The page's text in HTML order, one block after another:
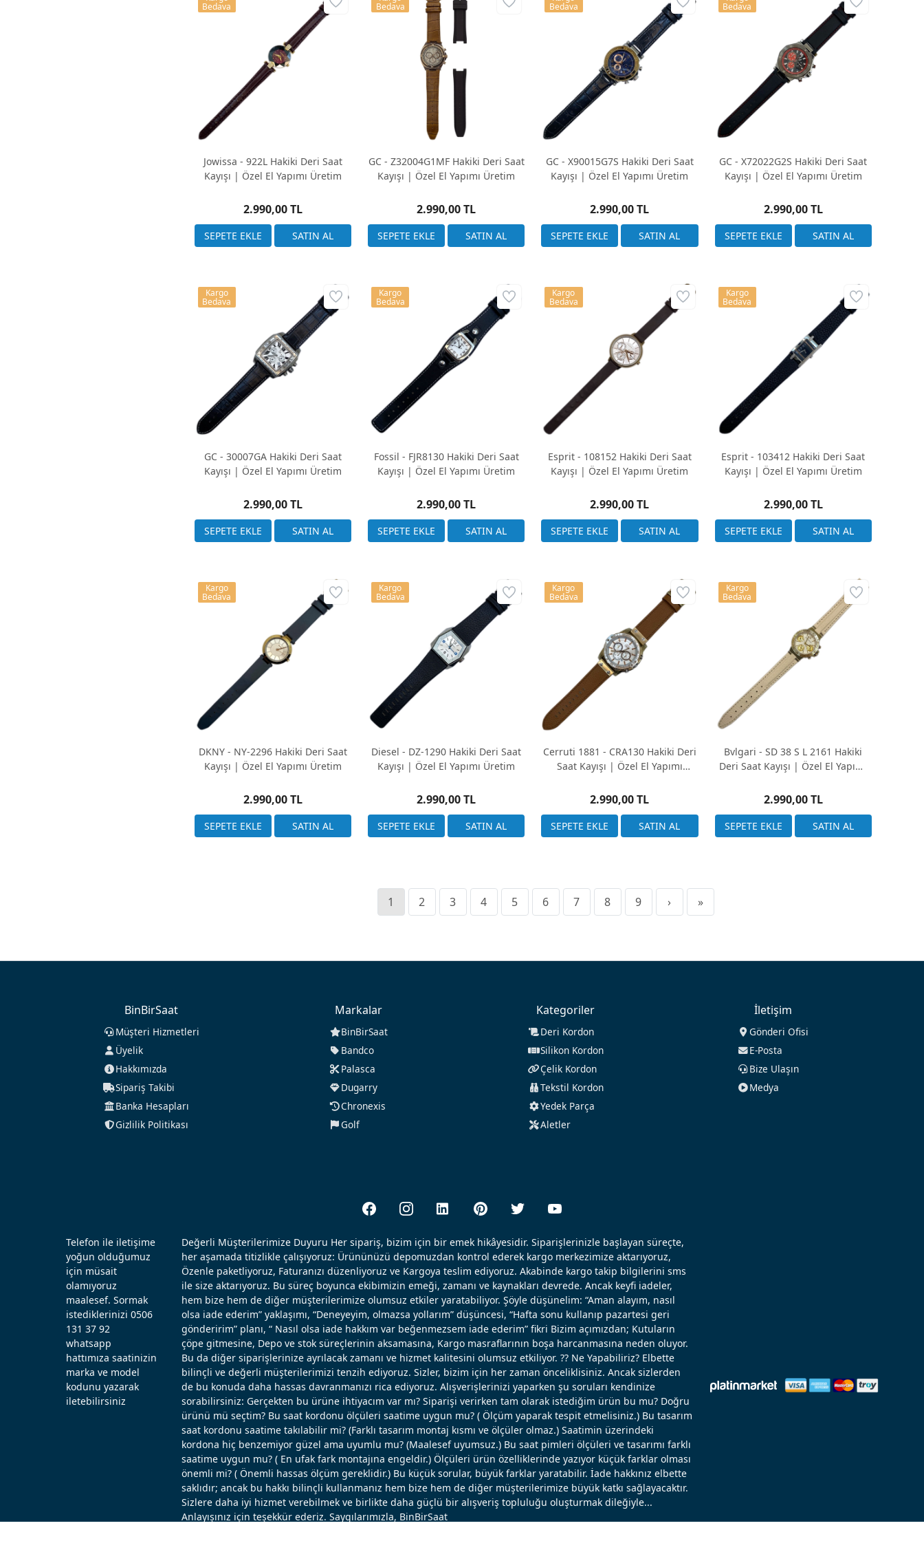
Jowissa - 922L Hakiki Deri Saat
Kayışı | Özel El Yapımı Üretim
2.990,00 TL
Bedava
GC - Z32004G1MF Hakiki Deri Saat
Kayışı | Özel El Yapımı Üretim
2.990,00 TL
Bedava
GC - X90015G7S Hakiki Deri Saat
Kayışı | Özel El Yapımı Üretim
2.990,00 TL
Bedava
GC - X72022G2S Hakiki Deri Saat
Kayışı | Özel El Yapımı Üretim
2.990,00 TL
Bedava
GC - 30007GA Hakiki Deri Saat
Kayışı | Özel El Yapımı Üretim
2.990,00 TL
Kargo
Bedava
Fossil - FJR8130 Hakiki Deri Saat
Kayışı | Özel El Yapımı Üretim
2.990,00 TL
Kargo
Bedava
Esprit - 108152 Hakiki Deri Saat
Kayışı | Özel El Yapımı Üretim
2.990,00 TL
Kargo
Bedava
Esprit - 103412 Hakiki Deri Saat
Kayışı | Özel El Yapımı Üretim
2.990,00 TL
Kargo
Bedava
DKNY - NY-2296 Hakiki Deri Saat
Kayışı | Özel El Yapımı Üretim
2.990,00 TL
Kargo
Bedava
Diesel - DZ-1290 Hakiki Deri Saat
Kayışı | Özel El Yapımı Üretim
2.990,00 TL
Kargo
Bedava
Cerruti 1881 - CRA130 Hakiki Deri
Saat Kayışı | Özel El Yapımı
2.990,00 TL
Kargo
Bedava
Bvlgari - SD 38 S L 2161 Hakiki
Deri Saat Kayışı | Özel El Yapımı
2.990,00 TL
Kargo
Bedava
1 2 3 4 5 6 7 8 9 › »
BinBirSaat
Müşteri Hizmetleri
Üyelik
Hakkımızda
Sipariş Takibi
Banka Hesapları
Gizlilik Politikası
Markalar
BinBirSaat
Bandco
Palasca
Dugarry
Chronexis
Golf
Kategoriler
Deri Kordon
Silikon Kordon
Çelik Kordon
Tekstil Kordon
Yedek Parça
Aletler
İletişim
Gönderi Ofisi
E-Posta
Bize Ulaşın
Medya
Telefon ile iletişime
yoğun olduğumuz
için müsait
olamıyoruz
maalesef. Sormak
istediklerinizi 0506
131 37 92
whatsapp
hattımıza saatinizin
marka ve model
kodunu yazarak
iletebilirsiniz
Değerli Müşterilerimize Duyuru Her sipariş, bizim için bir emek hikâyesidir. Siparişlerinizle başlayan süreçte,
her aşamada titizlikle çalışıyoruz: Ürününüzü depomuzdan kontrol ederek kargo merkezimize aktarıyoruz,
Özenle paketliyoruz, Faturanızı düzenliyoruz ve Kargoya teslim ediyoruz. Akabinde kargo takip bilgilerini sms
ile size aktarıyoruz. Bu süreç boyunca ekibimizin emeği, zamanı ve kaynakları devrede. Ancak keyfi iadeler,
hem bize hem de diğer müşterilerimize olumsuz etkiler yaratabiliyor. Şöyle düşünelim: “Aman alayım, nasıl
olsa iade ederim” yaklaşımı, “Deneyeyim, olmazsa yollarım” düşüncesi, “Hafta sonu kullanıp pazartesi geri
gönderirim” planı, “ Nasıl olsa iade hakkım var beğenmezsem iade ederim” fikri Bizim açımızdan; Kutuların
çöpe gitmesine, Depo ve stok süreçlerinin aksamasına, Kargo masraflarının boşa harcanmasına neden oluyor.
Bu da diğer siparişlerinize ayrılacak zamanı ve hizmet kalitesini olumsuz etkiliyor. ?? Ne Yapabiliriz? Elbette
bilinçli ve değerli müşterilerimizi tenzih ediyoruz. Sizler, bizim için her zaman önceliklisiniz. Ancak sizlerden
de bu konuda daha hassas davranmanızı rica ediyoruz. Alışverişlerinizi yaparken şu soruları kendinize
sorabilirsiniz: Gerçekten bu ürüne ihtiyacım var mı? Siparişi verirken tam olarak istediğim ürün bu mu? Doğru
ürünü mü seçtim? Bu saat kordonu ölçüleri saatime uygun mu? ( Ölçüm yaparak tespit etmelisiniz.) Bu tasarım
saat kordonu saatime takılabilir mi? (Farklı tasarım montaj kısmı ve ölçüler olmaz.) Saatimin üzerindeki
kordona hiç benzemiyor güzel ama uyumlu mu? (Maalesef uyumsuz.) Bu saat pimleri ölçüleri ve tasarımı farklı
saatime uygun mu? ( En ufak fark montajına engeldir.) Ölçüleri ürün özelliklerinde yazıyor küçük farklar olması
önemli mi? ( Önemli hassas ölçüm gereklidir.) Bu küçük sorular, büyük farklar yaratabilir. İade hakkınız elbette
saklıdır; ancak bu hakkı bilinçli kullanmanız hem bize hem de diğer müşterilerimize büyük katkı sağlayacaktır.
Sizlere daha iyi hizmet verebilmek ve birlikte daha güçlü bir alışveriş topluluğu oluşturmak dileğiyle...
Anlayışınız için teşekkür ederiz. Saygılarımızla, BinBirSaat